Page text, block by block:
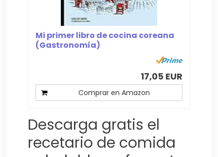
Mi primer libro de cocina coreana
(Gastronomía)
17,05 EUR
Comprar en Amazon
Descarga gratis el
recetario de comida